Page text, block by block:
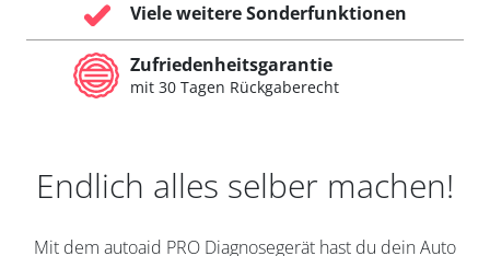
Viele weitere Sonderfunktionen
Zufriedenheitsgarantie
mit 30 Tagen Rückgaberecht
Endlich alles selber machen!
Mit dem autoaid PRO Diagnosegerät hast du dein Auto